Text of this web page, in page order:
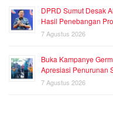
DPRD Sumut Desak
Hasil Penebangan
7 Agustus 2026
Buka Kampanye
Apresiasi Penurunan
7 Agustus 2026